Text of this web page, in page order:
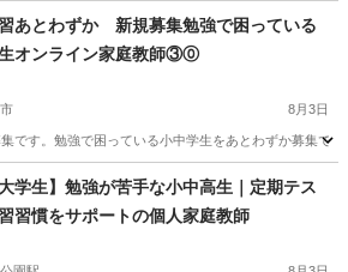
駅 ソフィア
あとわずか 新規募集勉強で困っている
オンライン家庭教師③⓪
8月3日
集です。勉強で困っている小中学生をあとわずか募集
庭教師 理科
大学生】勉強が苦手な小中高生｜定期テス
習慣をサポートの個人家庭教師